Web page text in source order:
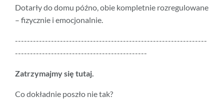
Dotarły do domu późno, obie kompletnie rozregulowane
– fizycznie i emocjonalnie.
----------------------------------------------------------------
--------------------------------------------
Zatrzymajmy się tutaj.
Co dokładnie poszło nie tak?